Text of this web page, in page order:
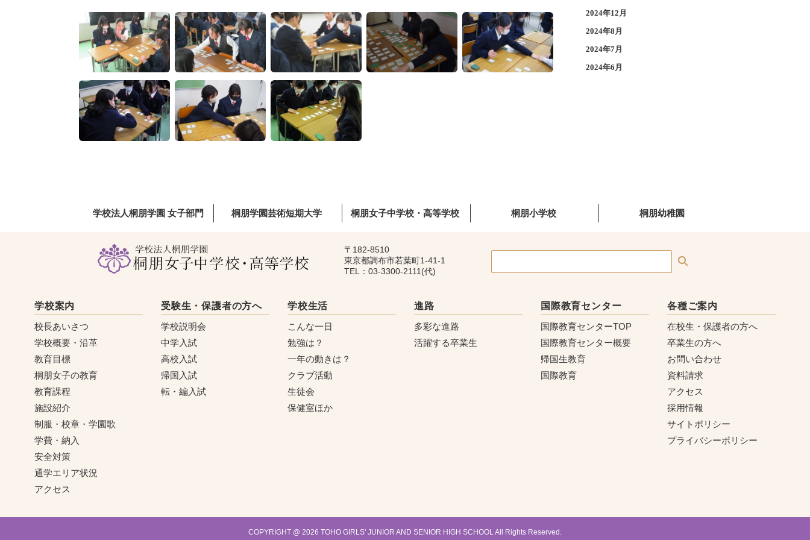
2024年12月
2024年8月
2024年7月
2024年6月
学校法人桐朋学園 女子部門 桐朋学園芸術短期大学 桐朋女子中学校・高等学校 桐朋小学校 桐朋幼稚園
〒182-8510
東京都調布市若葉町1-41-1
TEL：03-3300-2111(代)
学校案内
校長あいさつ
学校概要・沿革
教育目標
桐朋女子の教育
教育課程
施設紹介
制服・校章・学園歌
学費・納入
安全対策
通学エリア状況
アクセス
受験生・保護者の方へ
学校説明会
中学入試
高校入試
帰国入試
転・編入試
学校生活
こんな一日
勉強は？
一年の動きは？
クラブ活動
生徒会
保健室ほか
進路
多彩な進路
活躍する卒業生
国際教育センター
国際教育センターTOP
国際教育センター概要
帰国生教育
国際教育
各種ご案内
在校生・保護者の方へ
卒業生の方へ
お問い合わせ
資料請求
アクセス
採用情報
サイトポリシー
プライバシーポリシー
COPYRIGHT @ 2026 TOHO GIRLS' JUNIOR AND SENIOR HIGH SCHOOL All Rights Reserved.